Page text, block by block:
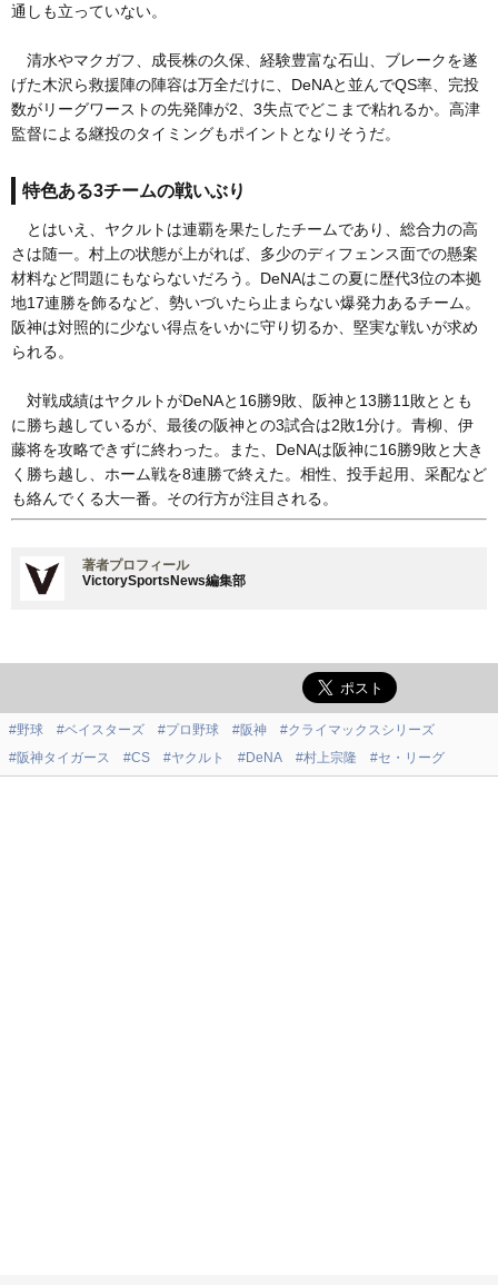
通しも立っていない。
清水やマクガフ、成長株の久保、経験豊富な石山、ブレークを遂
げた木沢ら救援陣の陣容は万全だけに、DeNAと並んでQS率、完投
数がリーグワーストの先発陣が2、3失点でどこまで粘れるか。高津
監督による継投のタイミングもポイントとなりそうだ。
特色ある3チームの戦いぶり
とはいえ、ヤクルトは連覇を果たしたチームであり、総合力の高
さは随一。村上の状態が上がれば、多少のディフェンス面での懸案
材料など問題にもならないだろう。DeNAはこの夏に歴代3位の本拠
地17連勝を飾るなど、勢いづいたら止まらない爆発力あるチーム。
阪神は対照的に少ない得点をいかに守り切るか、堅実な戦いが求め
られる。
対戦成績はヤクルトがDeNAと16勝9敗、阪神と13勝11敗ととも
に勝ち越しているが、最後の阪神との3試合は2敗1分け。青柳、伊
藤将を攻略できずに終わった。また、DeNAは阪神に16勝9敗と大き
く勝ち越し、ホーム戦を8連勝で終えた。相性、投手起用、采配など
も絡んでくる大一番。その行方が注目される。
著者プロフィール
VictorySportsNews編集部
#野球 #ベイスターズ #プロ野球 #阪神
#クライマックスシリーズ
#阪神タイガース
#CS #ヤクルト #DeNA #村上宗隆 #セ・リーグ